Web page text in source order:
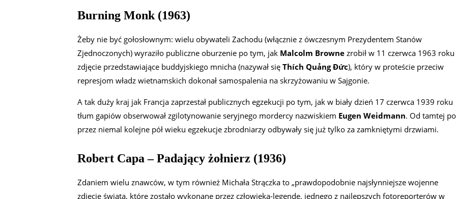
Burning Monk (1963)
Żeby nie być gołosłownym: wielu obywateli Zachodu (włącznie z ówczesnym Prezydentem Stanów
Zjednoczonych) wyraziło publiczne oburzenie po tym, jak Malcolm Browne zrobił w 11 czerwca 1963 roku
zdjęcie przedstawiające buddyjskiego mnicha (nazywał się Thích Quảng Đức), który w proteście przeciw
represjom władz wietnamskich dokonał samospalenia na skrzyżowaniu w Sajgonie.
A tak duży kraj jak Francja zaprzestał publicznych egzekucji po tym, jak w biały dzień 17 czerwca 1939 roku
tłum gapiów obserwował zgilotynowanie seryjnego mordercy nazwiskiem Eugen Weidmann. Od tamtej
przez niemal kolejne pół wieku egzekucje zbrodniarzy odbywały się już tylko za zamkniętymi drzwiami.
Robert Capa – Padający żołnierz (1936)
Zdaniem wielu znawców, w tym również Michała Strączka to „prawdopodobnie najsłynniejsze wojenne
zdjęcie świata, które zostało wykonane przez człowieka-legendę, jednego z najlepszych fotoreporterów w